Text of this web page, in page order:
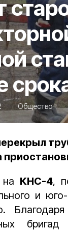
Общество
КНС-4,
и